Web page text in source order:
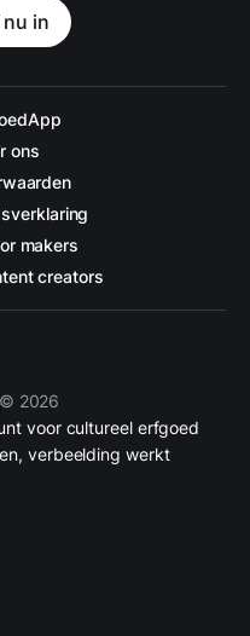
in
ons
makers
creators
2026
voor cultureel erfgoed
verbeelding werkt